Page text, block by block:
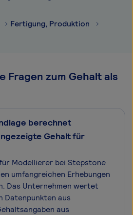
Fertigung, Produktion
Fragen zum Gehalt als
berechnet
Gehalt für
Modellierer bei Stepstone
umfangreichen Erhebungen
Das Unternehmen wertet
Datenpunkten aus
aus